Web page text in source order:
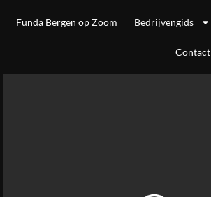
Funda Bergen op Zoom Bedrijvengids
Contact